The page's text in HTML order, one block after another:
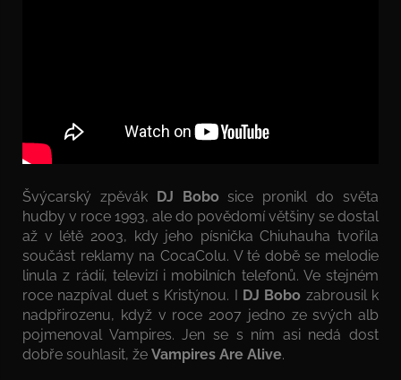
Švýcarský zpěvák DJ Bobosice pronikl do světa
hudby v roce 1993, ale do povědomí většiny se dostal
až v létě 2003, kdy jeho písnička Chiuhauha tvořila
součást reklamy na CocaColu. V té době se melodie
linula z rádií, televizí i mobilních telefonů. Ve stejném
roce nazpíval duet s Kristýnou. I DJ Bobo zabrousil k
nadpřirozenu, když v roce 2007 jedno ze svých alb
pojmenoval Vampires. Jen se s ním asi nedá dost
dobře souhlasit, že Vampires Are Alive.